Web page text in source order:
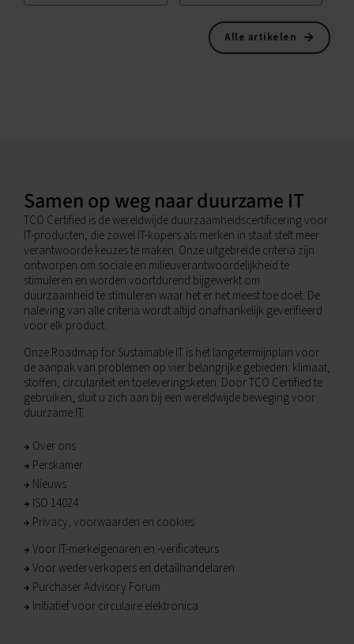
Alle artikelen
Samen op weg naar duurzame IT
TCO Certified is de wereldwijde duurzaamheidscertificering voor
IT-producten, die zowel IT-kopers als merken in staat stelt meer
verantwoorde keuzes te maken. Onze uitgebreide criteria zijn
ontworpen om sociale en milieuverantwoordelijkheid te
stimuleren en worden voortdurend bijgewerkt om
duurzaamheid te stimuleren waar het er het meest toe doet. De
naleving van alle criteria wordt altijd onafhankelijk geverifieerd
voor elk product.
Onze Roadmap for Sustainable IT is het langetermijnplan voor
de aanpak van problemen op vier belangrijke gebieden: klimaat,
stoffen, circulariteit en toeleveringsketen. Door TCO Certified te
gebruiken, sluit u zich aan bij een wereldwijde beweging voor
duurzame IT.
Over ons
Perskamer
Nieuws
ISO 14024
Privacy, voorwaarden en cookies
Voor IT-merkeigenaren en -verificateurs
Voor wederverkopers en detailhandelaren
Purchaser Advisory Forum
Initiatief voor circulaire elektronica